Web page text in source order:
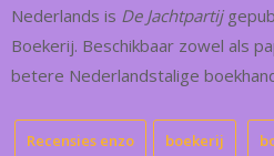
Nederlands is De Jachtpartij
Boekerij. Beschikbaar zowel als
betere Nederlandstalige
Recensies enzo boekerij